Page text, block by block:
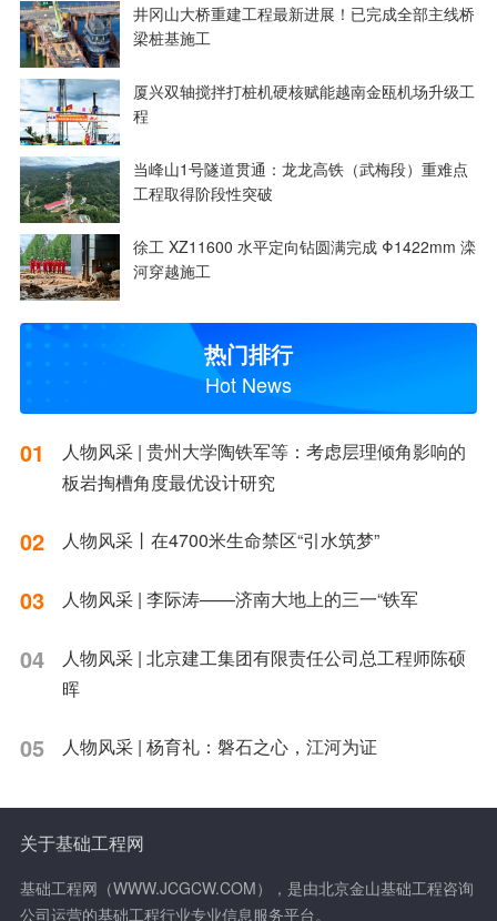
井冈山大桥重建工程最新进展！已完成全部主线桥
梁桩基施工
厦兴双轴搅拌打桩机硬核赋能越南金瓯机场升级工
程
当峰山1号隧道贯通：龙龙高铁（武梅段）重难点
工程取得阶段性突破
徐工 XZ11600 水平定向钻圆满完成 Φ1422mm 滦
河穿越施工
热门排行
Hot News
01
人物风采 | 贵州大学陶铁军等：考虑层理倾角影响的
板岩掏槽角度最优设计研究
02 人物风采丨在4700米生命禁区“引水筑梦”
03 人物风采 | 李际涛——济南大地上的三一“铁军
04
人物风采 | 北京建工集团有限责任公司总工程师陈硕
晖
05 人物风采 | 杨育礼：磐石之心，江河为证
关于基础工程网
基础工程网（WWW.JCGCW.COM），是由北京金山基础工程咨询
公司运营的基础工程行业专业信息服务平台。